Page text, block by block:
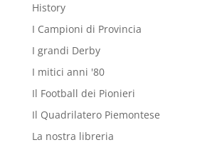
History
I Campioni di Provincia
I grandi Derby
I mitici anni '80
Il Football dei Pionieri
Il Quadrilatero Piemontese
La nostra libreria